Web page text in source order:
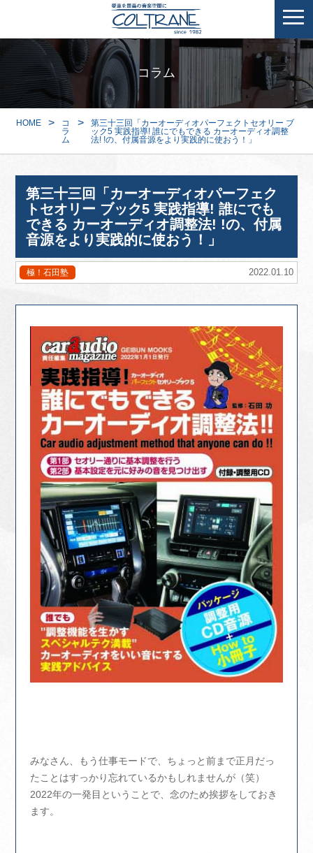
コラム
HOME >
コ
ラ
ム
>
第三十三回「カーオーディオパーフェクトセオリー ブ
ック5 実践指導! 誰にでもできる カーオーディオ調整
法! !の、付属音源をより実践的に使おう！」
第三十三回「カーオーディオパーフェク
トセオリー ブック5 実践指導! 誰にでも
できる カーオーディオ調整法! !の、付属
音源をより実践的に使おう！」
極！石田塾 2022.01.10
みなさん、もう仕事モードで、ちょっと前まで正月だっ
たことはすっかり忘れているかもしれませんが（笑）
2022年の一発目ということで、念のため挨拶をしておき
ます。